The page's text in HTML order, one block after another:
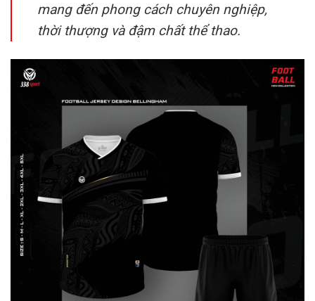
mang đến phong cách chuyên nghiệp,
thời thượng và đậm chất thể thao.